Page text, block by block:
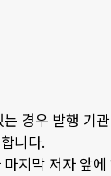
경우 발행 기
니다.
지막 저자 앞에